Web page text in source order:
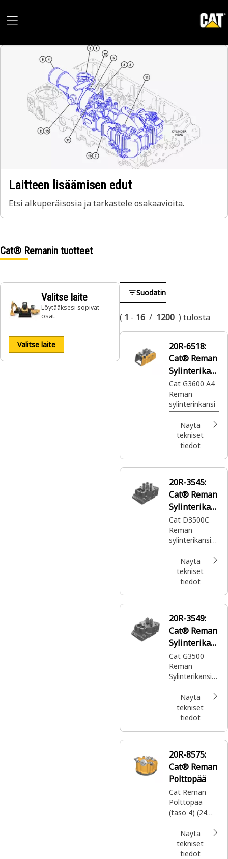
Laitteen lisäämisen edut
Etsi alkuperäisosia ja tarkastele osakaavioita.
Cat® Remanin tuotteet
Valitse laite
Löytääksesi sopivat
osat.
Valitse laite
Suodatin
( 1 - 16 / 1200 ) tulosta
20R-6518:
Cat® Reman
Sylinterikan
si
Cat G3600 A4
Reman
sylinterinkansi
Näytä
tekniset
tiedot
20R-3545:
Cat® Reman
Sylinterikan
si
Cat D3500C
Reman
sylinterikansi
(nitratut
istuimet)
Näytä
tekniset
tiedot
20R-3549:
Cat® Reman
Sylinterikan
si
Cat G3500
Reman
Sylinterikansi
(3 kulma)
Näytä
tekniset
tiedot
20R-8575:
Cat® Reman
Polttopää
Cat Reman
Polttopää
(taso 4) (24
volttia) (2-
vaihe)Näytä
tekniset
tiedot